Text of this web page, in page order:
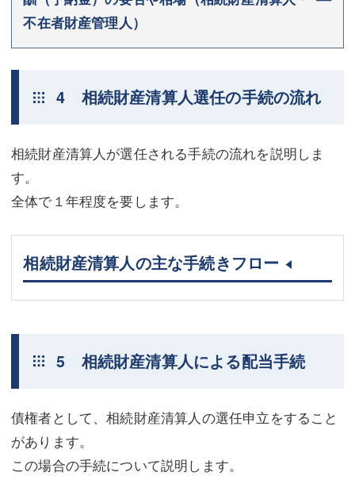
不在者財産管理人）
4 相続財産清算人選任の手続の流れ
相続財産清算人が選任される手続の流れを説明しま
す。
全体で１年程度を要します。
相続財産清算人の主な手続きフロー
5 相続財産清算人による配当手続
債権者として、相続財産清算人の選任申立をすること
があります。
この場合の手続について説明します。